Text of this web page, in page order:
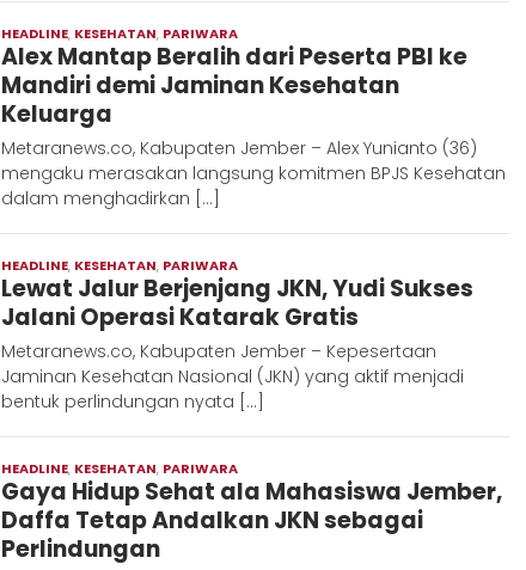
HEADLINE, KESEHATAN, PARIWARA
Hadi
Alex Mantap Beralih dari Peserta PBI ke
Mandiri demi Jaminan Kesehatan
Keluarga
Metaranews.co, Kabupaten Jember – Alex Yunianto (36)
mengaku merasakan langsung komitmen BPJS Kesehatan
dalam menghadirkan […]
HEADLINE, KESEHATAN, PARIWARA
Hadi
Lewat Jalur Berjenjang JKN, Yudi Sukses
Jalani Operasi Katarak Gratis
Metaranews.co, Kabupaten Jember – Kepesertaan
Jaminan Kesehatan Nasional (JKN) yang aktif menjadi
bentuk perlindungan nyata […]
HEADLINE, KESEHATAN, PARIWARA
Hadi
Gaya Hidup Sehat ala Mahasiswa Jember,
Daffa Tetap Andalkan JKN sebagai
Perlindungan